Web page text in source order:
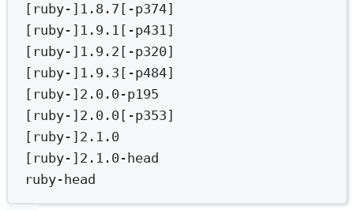
[ruby-]1.8.7[-p374]
[ruby-]1.9.1[-p431]
[ruby-]1.9.2[-p320]
[ruby-]1.9.3[-p484]
[ruby-]2.0.0-p195
[ruby-]2.0.0[-p353]
[ruby-]2.1.0
[ruby-]2.1.0-head
ruby-head